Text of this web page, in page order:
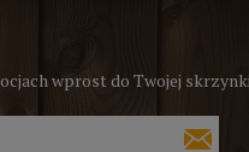
wprost do Twojej